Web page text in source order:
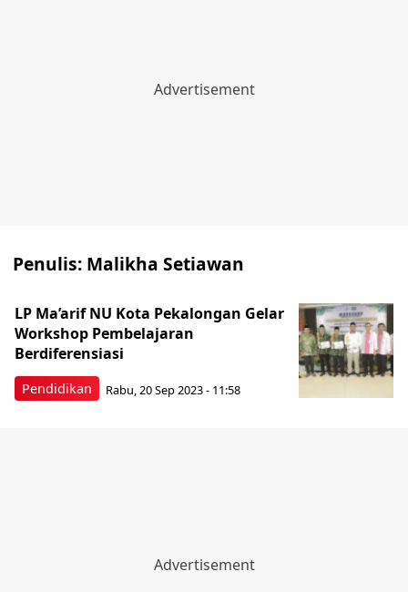
Penulis: Malikha Setiawan
Pendidikan
LP Ma’arif NU Kota Pekalongan Gelar
Workshop Pembelajaran
Berdiferensiasi
Rabu, 20 Sep 2023 - 11:58